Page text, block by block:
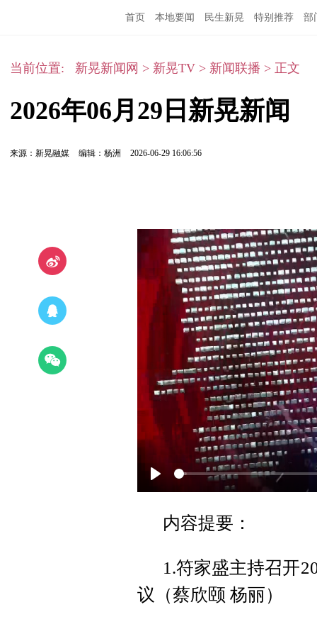
首页 本地要闻 民生新晃 特别推荐 部
当前位置: 新晃新闻网 > 新晃TV > 新闻联播 > 正文
2026年06月29日新晃新闻
来源：新晃融媒 编辑：杨洲 2026-06-29 16:06:56
Play
内容提要：
1.符家盛主持召开
议（蔡欣颐 杨丽）